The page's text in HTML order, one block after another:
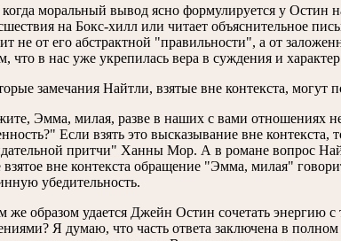
моральный вывод ясно формулируется у Остин
на Бокс-хилл или читает объяснительное
не от его абстрактной "правильности", а от
что в нас уже укрепилась вера в суждения и
замечания Найтли, взятые вне контекста, могут
Эмма, милая, разве в наших с вами отношениях
Если взять это высказывание вне
притчи" Ханны Мор. А в романе вопрос
взятое вне контекста обращение "Эмма, милая"
убедительность.
же образом удается Джейн Остин сочетать энергию
Я думаю, что часть ответа заключена в